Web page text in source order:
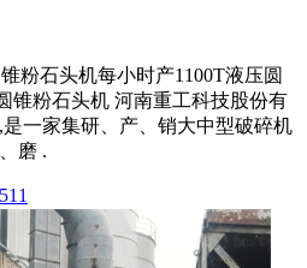
粉石头机每小时产1100T液压圆
锥粉石头机 河南重工科技股份有
是一家集研、产、销大中型破碎机
磨 .